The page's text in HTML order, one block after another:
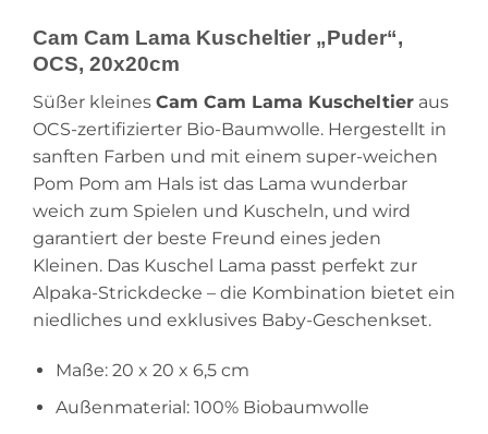
Cam Cam Lama Kuscheltier „Puder“,
OCS, 20x20cm
Süßer kleines Cam Cam Lama Kuscheltier aus
OCS-zertifizierter Bio-Baumwolle. Hergestellt in
sanften Farben und mit einem super-weichen
Pom Pom am Hals ist das Lama wunderbar
weich zum Spielen und Kuscheln, und wird
garantiert der beste Freund eines jeden
Kleinen. Das Kuschel Lama passt perfekt zur
Alpaka-Strickdecke – die Kombination bietet ein
niedliches und exklusives Baby-Geschenkset.
Maße: 20 x 20 x 6,5 cm
Außenmaterial: 100% Biobaumwolle